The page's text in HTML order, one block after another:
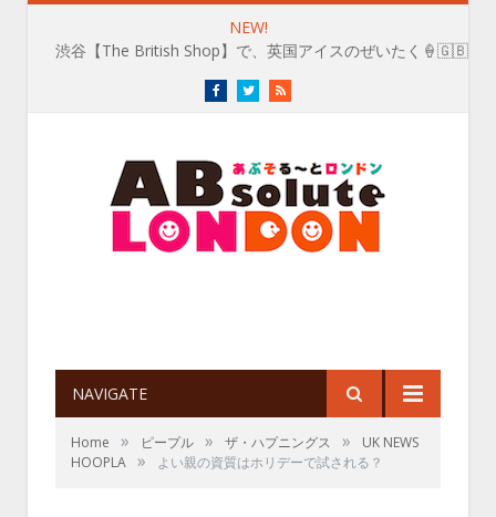
NEW!
渋谷【The British Shop】で、英国アイスのぜいたく🍦🇬🇧
FacebookTwitterRSS
NAVIGATE
Home » ピープル » ザ・ハプニングス »
UK NEWS
HOOPLA » よい親の資質はホリデーで試される？